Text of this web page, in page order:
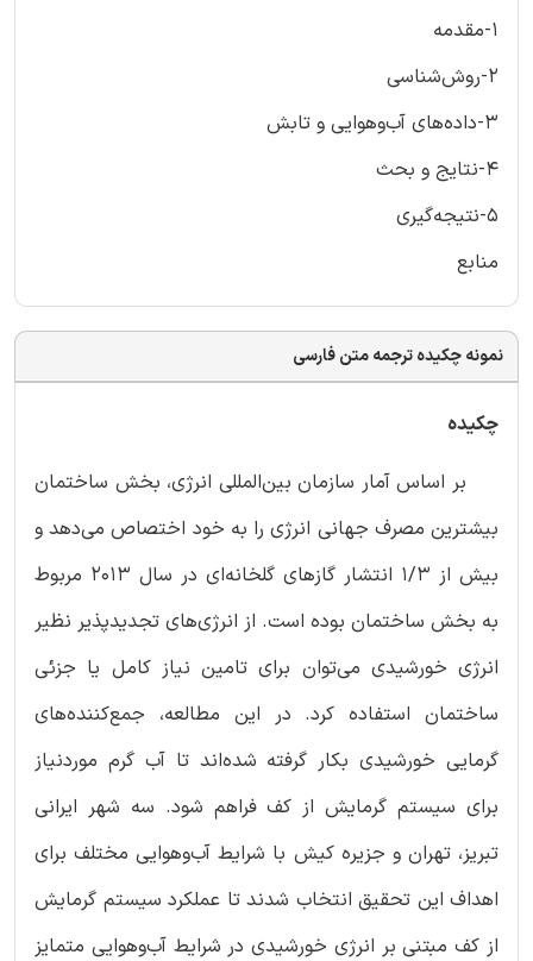
1-مقدمه
2-روش‌شناسی
3-داده‌های آب‌وهوایی و تابش
4-نتایج و بحث
5-نتیجه‌گیری
منابع
نمونه چکیده ترجمه متن فارسی
چکیده
بر اساس آمار سازمان بین‌المللی انرژی، بخش ساختمان
بیشترین مصرف جهانی انرژی را به خود اختصاص می‌دهد و
بیش از 1/3 ‌انتشار گازهای گلخانه‌ای در سال 2013 مربوط
به بخش ساختمان بوده است. از انرژی‌های تجدیدپذیر نظیر
انرژی خورشیدی می‌توان برای تامین نیاز کامل یا جزئی
ساختمان استفاده کرد. در این مطالعه، جمع‌کننده‌های
گرمایی خورشیدی بکار گرفته شده‌اند تا آب گرم موردنیاز
برای سیستم گرمایش از کف فراهم شود. سه شهر ایرانی
تبریز، تهران و جزیره کیش با شرایط آب‌وهوایی مختلف برای
اهداف این تحقیق انتخاب شدند تا عملکرد سیستم گرمایش
از کف مبتنی بر انرژی خورشیدی در شرایط آب‌وهوایی متمایز